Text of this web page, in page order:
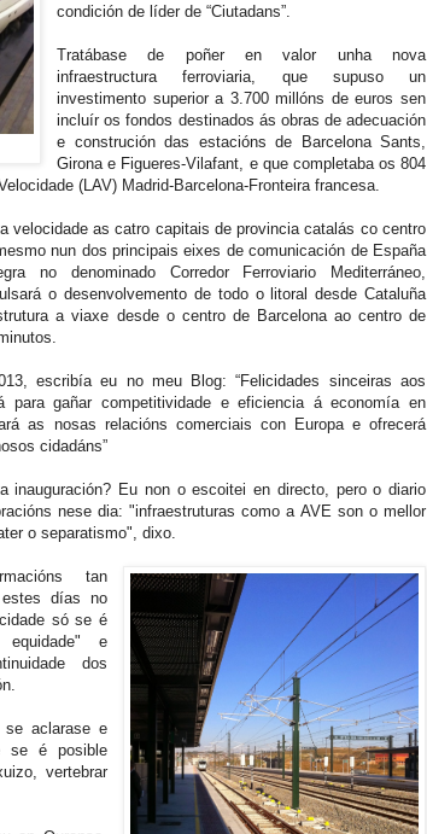
condición de líder de “Ciutadans”.
Tratábase de poñer en valor unha nova
infraestructura ferroviaria, que supuso un
investimento superior a 3.700 millóns de euros sen
incluír os fondos destinados ás obras de adecuación
e construción das estacións de Barcelona Sants,
Girona e Figueres-Vilafant, e que completaba os 804
(LAV) Madrid-Barcelona-Fronteira francesa.
velocidade as catro capitais de provincia catalás co centro
nun dos principais eixes de comunicación de España
no denominado Corredor Ferroviario Mediterráneo,
o desenvolvemento de todo o litoral desde Cataluña
a viaxe desde o centro de Barcelona ao centro de
escribía eu no meu Blog: “Felicidades sinceiras aos
gañar competitividade e eficiencia á economía en
as nosas relacións comerciais con Europa e ofrecerá
cidadáns”
inauguración? Eu non o escoitei en directo, pero o diario
nese dia: "infraestruturas como a AVE son o mellor
o separatismo", dixo.
tan
días no
só se é
e
dos
se aclarase e
se é posible
vertebrar